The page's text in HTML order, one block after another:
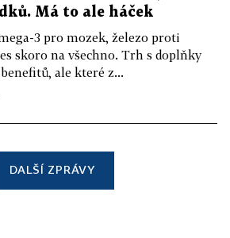
Má to ale háček
3 pro mozek, železo proti
skoro na všechno. Trh s doplňky
ale které z...
DALŠÍ ZPRÁVY